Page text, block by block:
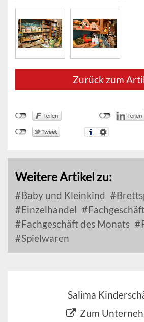
Zurück zum
Weitere Artikel zu:
Baby und Kleinkind
Einzelhandel
Fachgeschäft des Monats
Spielwaren
Salima
Zum